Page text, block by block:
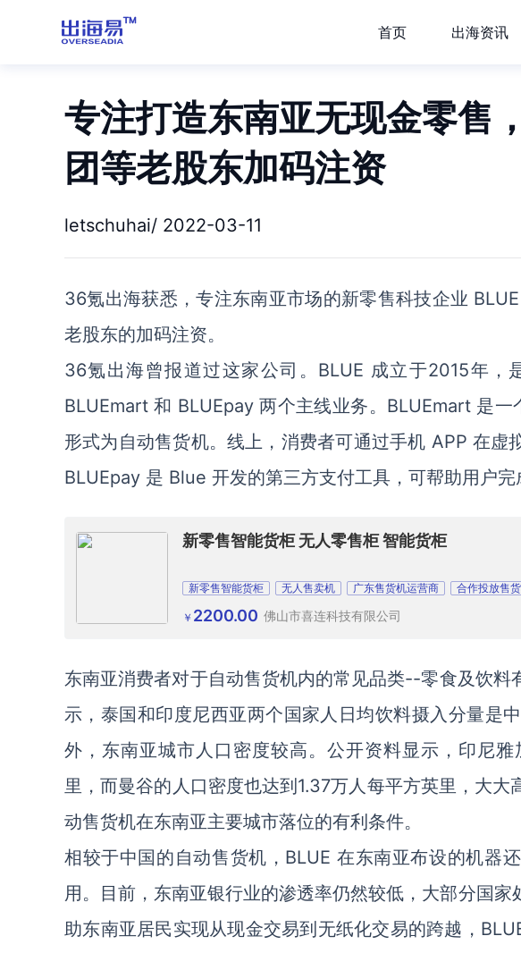
首页 出海资讯
专注打造东南亚无现金零售
团等老股东加码注资
letschuhai/ 2022-03-11
36氪出海获悉，专注东南亚市场的新零售科技企业
老股东的加码注资。
36氪出海曾报道过这家公司。BLUE 成立于2015年，
BLUEmart 和 BLUEpay 两个主线业务。BLUEmart 是
形式为自动售货机。线上，消费者可通过手机 APP 在虚
BLUEpay 是 Blue 开发的第三方支付工具，可帮助用户完
新零售智能货柜 无人零售柜 智能货柜
新零售智能货柜 无人售卖机 广东售货机运营商 合作投放售
￥ 2200.00 佛山市喜连科技有限公司
东南亚消费者对于自动售货机内的常见品类--零食及饮料
示，泰国和印度尼西亚两个国家人日均饮料摄入分量是
外，东南亚城市人口密度较高。公开资料显示，印尼
里，而曼谷的人口密度也达到1.37万人每平方英里，大
动售货机在东南亚主要城市落位的有利条件。
相较于中国的自动售货机，BLUE 在东南亚布设的机器
用。目前，东南亚银行业的渗透率仍然较低，大部分国
助东南亚居民实现从现金交易到无纸化交易的跨越，